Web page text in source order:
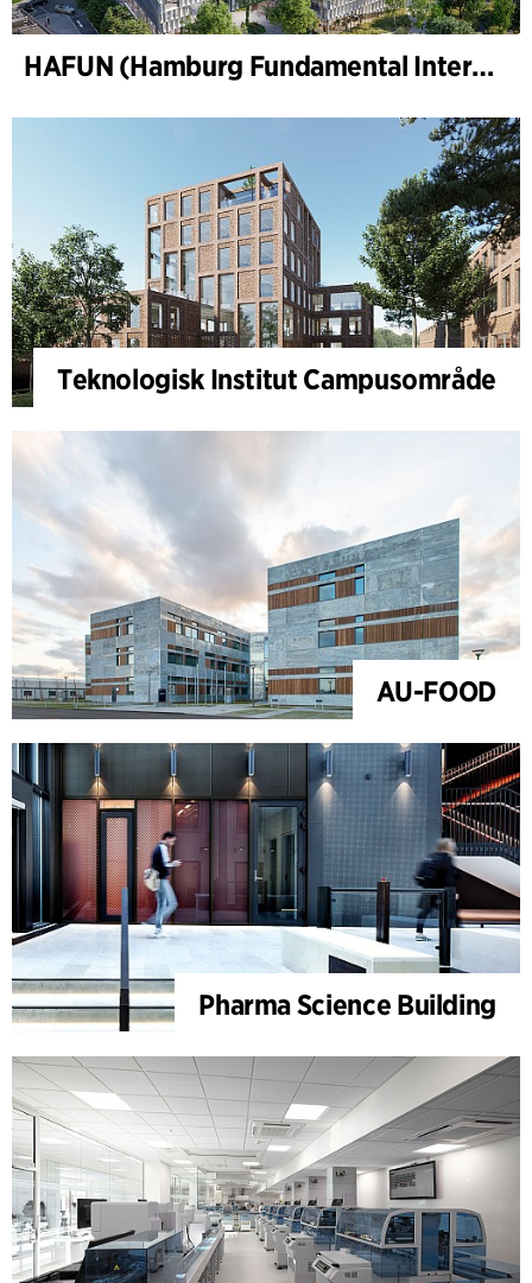
HAFUN (Hamburg Fundamental Interactions Laboratory), Hamburg Universitet
Teknologisk Institut Campusområde
AU-FOOD
Pharma Science Building